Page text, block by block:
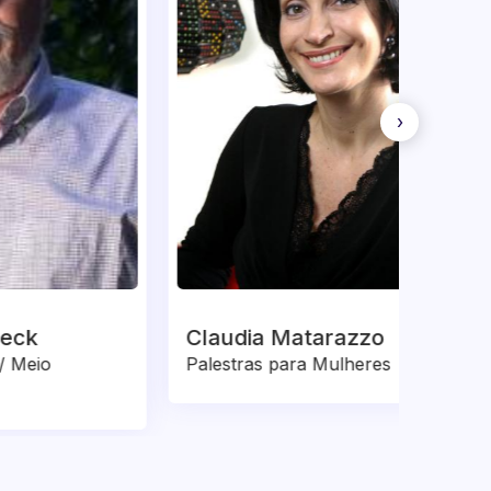
Claudia Matarazzo
Palestras para Mulheres
›